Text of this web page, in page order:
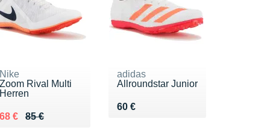
Nike
Zoom Rival Multi
Herren
85 €
lieu de 85 €
68 € 68 €
adidas
Allroundstar Junior
60 €
Vendu 60 €